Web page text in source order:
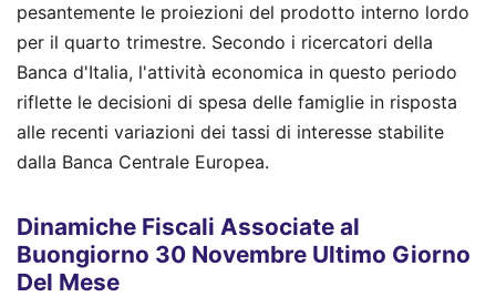
pesantemente le proiezioni del prodotto interno lordo
per il quarto trimestre. Secondo i ricercatori della
Banca d'Italia, l'attività economica in questo periodo
riflette le decisioni di spesa delle famiglie in risposta
alle recenti variazioni dei tassi di interesse stabilite
dalla Banca Centrale Europea.
Dinamiche Fiscali Associate al
Buongiorno 30 Novembre Ultimo Giorno
Del Mese